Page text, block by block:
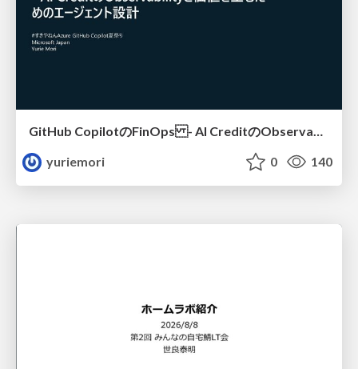
GitHub CopilotのFinOps - AI CreditのObservabilityと価値を生むためのエージェント設計
yuriemori
0 140